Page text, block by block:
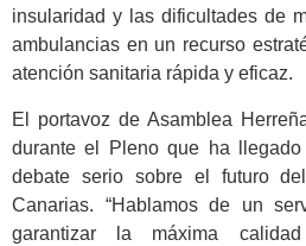
insularidad y las dificultades de
ambulancias en un recurso
atención sanitaria rápida y eficaz.
El portavoz de Asamblea
durante el Pleno que ha
debate serio sobre el futuro
Canarias. “Hablamos de un
garantizar la máxima